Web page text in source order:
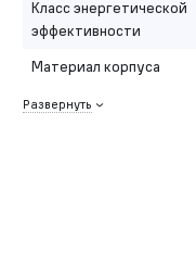
Класс энергетической
эффективности
Материал корпуса
Развернуть